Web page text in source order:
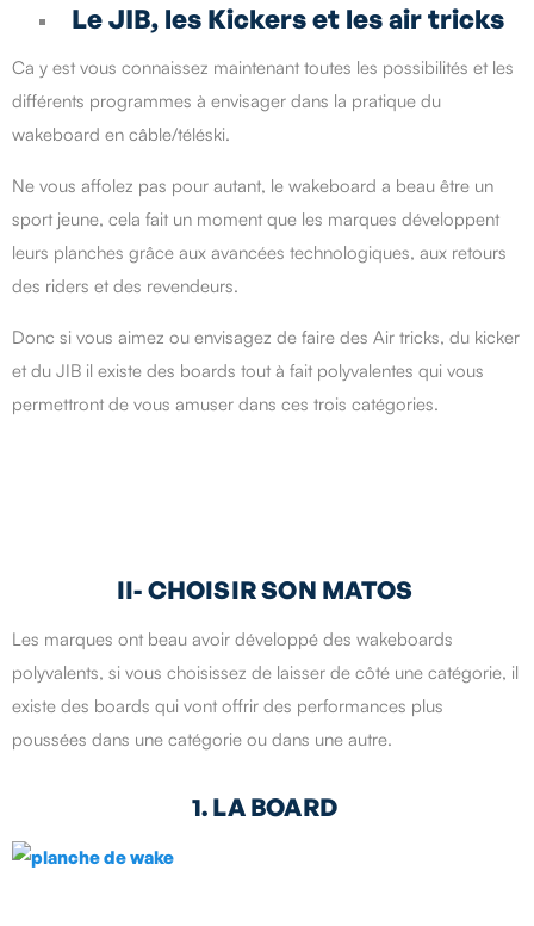
Le JIB, les Kickers et les air tricks
Ca y est vous connaissez maintenant toutes les possibilités et les
différents programmes à envisager dans la pratique du
wakeboard en câble/téléski.
Ne vous affolez pas pour autant, le wakeboard a beau être un
sport jeune, cela fait un moment que les marques développent
leurs planches grâce aux avancées technologiques, aux retours
des riders et des revendeurs.
Donc si vous aimez ou envisagez de faire des Air tricks, du kicker
et du JIB il existe des boards tout à fait polyvalentes qui vous
permettront de vous amuser dans ces trois catégories.
II- CHOISIR SON MATOS
Les marques ont beau avoir développé des wakeboards
polyvalents, si vous choisissez de laisser de côté une catégorie, il
existe des boards qui vont offrir des performances plus
poussées dans une catégorie ou dans une autre.
1. LA BOARD